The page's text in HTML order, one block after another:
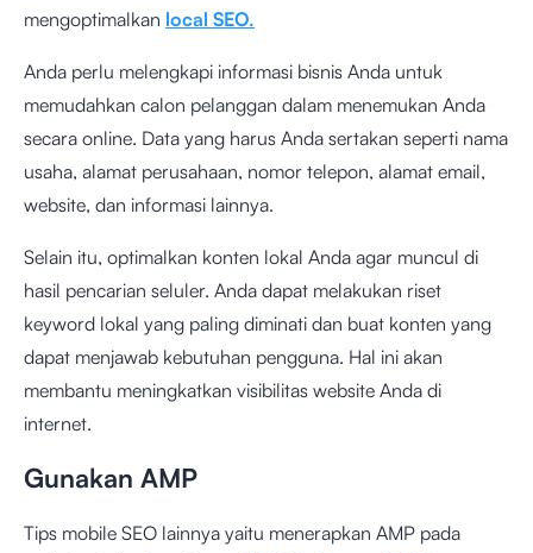
mengoptimalkan local SEO.
Anda perlu melengkapi informasi bisnis Anda untuk
memudahkan calon pelanggan dalam menemukan Anda
secara online. Data yang harus Anda sertakan seperti nama
usaha, alamat perusahaan, nomor telepon, alamat email,
website, dan informasi lainnya.
Selain itu, optimalkan konten lokal Anda agar muncul di
hasil pencarian seluler. Anda dapat melakukan riset
keyword lokal yang paling diminati dan buat konten yang
dapat menjawab kebutuhan pengguna. Hal ini akan
membantu meningkatkan visibilitas website Anda di
internet.
Gunakan AMP
Tips mobile SEO lainnya yaitu menerapkan AMP pada